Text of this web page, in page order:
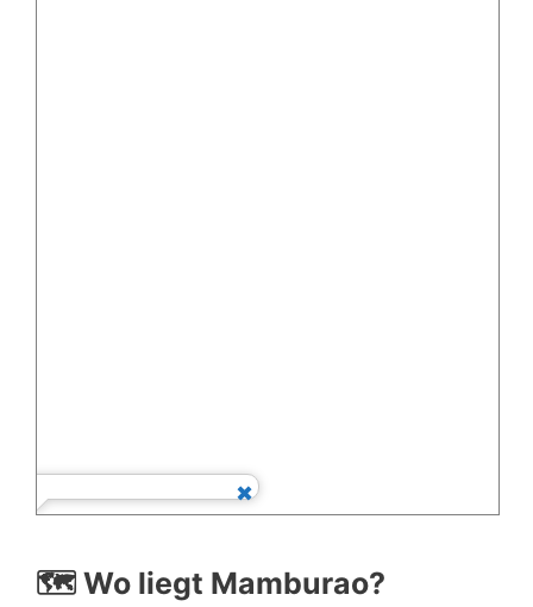
🗺️ Wo liegt Mamburao?